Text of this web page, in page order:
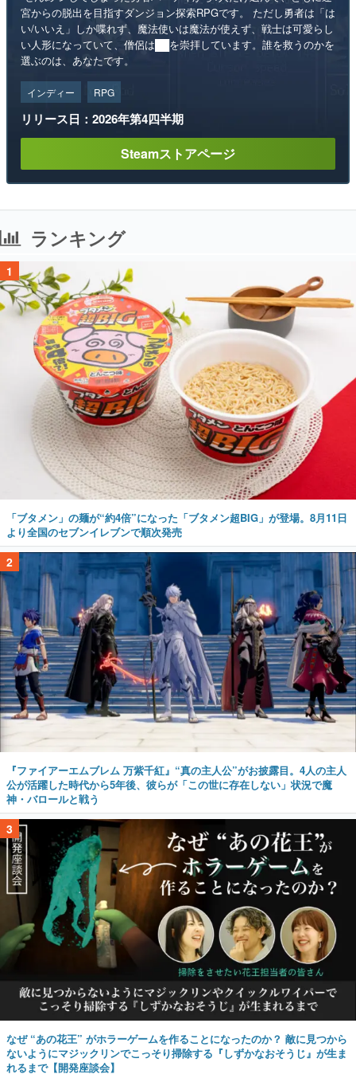
宮からの脱出を目指すダンジョン探索RPGです。 ただし勇者は「は
い/いいえ」しか喋れず、魔法使いは魔法が使えず、戦士は可愛らし
い人形になっていて、僧侶は██を崇拝しています。誰を救うのかを
選ぶのは、あなたです。
インディー RPG
リリース日：2026年第4四半期
Steamストアページ
ランキング
1
「ブタメン」の麺が“約4倍”になった「ブタメン超BIG」が登場。8月11日
より全国のセブンイレブンで順次発売
2
『ファイアーエムブレム 万紫千紅』“真の主人公”がお披露目。4人の主人
公が活躍した時代から5年後、彼らが「この世に存在しない」状況で魔
神・バロールと戦う
3
なぜ “あの花王” がホラーゲームを作ることになったのか？ 敵に見つから
ないようにマジックリンでこっそり掃除する『しずかなおそうじ』が生ま
れるまで【開発座談会】